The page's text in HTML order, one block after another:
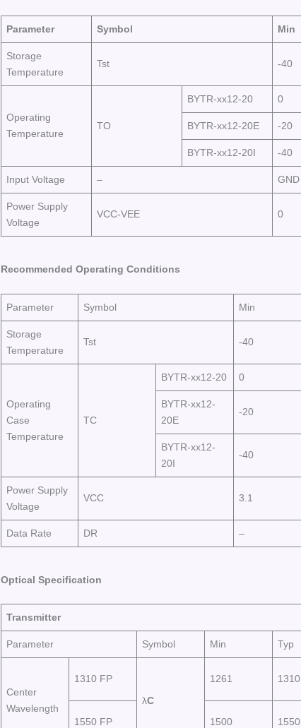
Parameter Symbol Min
Storage
Temperature
Tst -40
Operating
Temperature
TO
BYTR-xx12-20 0
BYTR-xx12-20E -20
BYTR-xx12-20I -40
Input Voltage – GND
Power Supply
Voltage
VCC-VEE 0
Recommended Operating Conditions
Parameter Symbol Min
Storage
Temperature
Tst -40
Operating
Case
Temperature
TC
BYTR-xx12-20 0
BYTR-xx12-
20E
-20
BYTR-xx12-
20I
-40
Power Supply
Voltage
VCC 3.1
Data Rate DR –
Optical Specification
Transmitter
Parameter Symbol Min Typ
Center
Wavelength
1310 FP
λC
1261 1310
1550 FP 1500 1550